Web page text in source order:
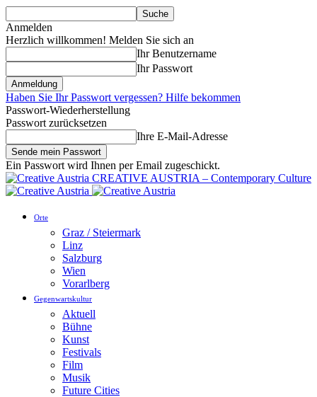
Anmelden
Herzlich willkommen! Melden Sie sich an
Ihr Benutzername
Ihr Passwort
Haben Sie Ihr Passwort vergessen? Hilfe bekommen
Passwort-Wiederherstellung
Passwort zurücksetzen
Ihre E-Mail-Adresse
Ein Passwort wird Ihnen per Email zugeschickt.
CREATIVE AUSTRIA – Contemporary Culture
Orte
Graz / Steiermark
Linz
Salzburg
Wien
Vorarlberg
Gegenwartskultur
Aktuell
Bühne
Kunst
Festivals
Film
Musik
Future Cities